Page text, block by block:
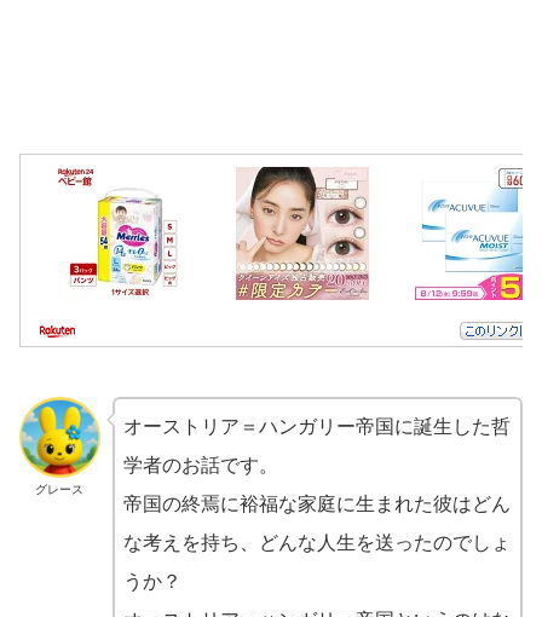
グレース
オーストリア＝ハンガリー帝国に誕生した哲
学者のお話です。
帝国の終焉に裕福な家庭に生まれた彼はどん
な考えを持ち、どんな人生を送ったのでしょ
うか？